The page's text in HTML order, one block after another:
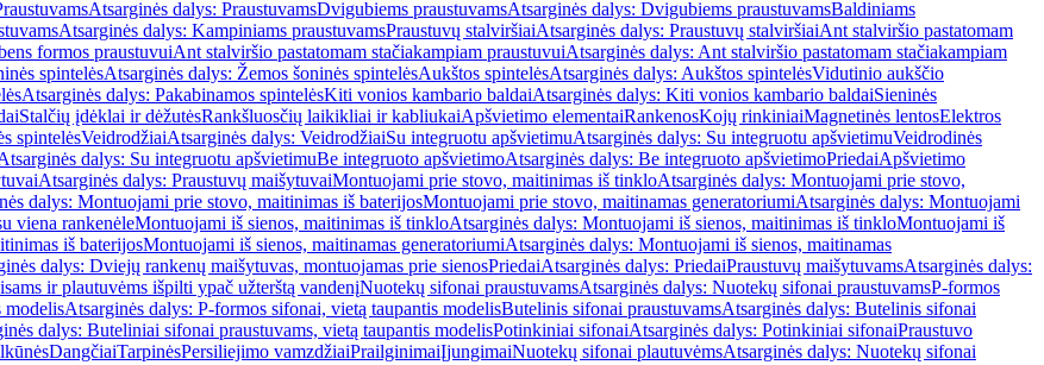
Atsarginės dalys: PraustuvamsDvigubiems praustuvamsAtsarginės dalys: Dvigubiems praustuvamsBaldiniams
Atsarginės dalys: Kampiniams praustuvamsPraustuvų stalviršiaiAtsarginės dalys: Praustuvų stalviršiaiAnt stalviršio pastatomam
formos praustuvuiAnt stalviršio pastatomam stačiakampiam praustuvuiAtsarginės dalys: Ant stalviršio pastatomam stačiakampiam
spintelėsAtsarginės dalys: Žemos šoninės spintelėsAukštos spintelėsAtsarginės dalys: Aukštos spintelėsVidutinio aukščio
Atsarginės dalys: Pakabinamos spintelėsKiti vonios kambario baldaiAtsarginės dalys: Kiti vonios kambario baldaiSieninės
Stalčių įdėklai ir dėžutėsRankšluosčių laikikliai ir kabliukaiApšvietimo elementaiRankenosKojų rinkiniaiMagnetinės lentosElektros
spintelėsVeidrodžiaiAtsarginės dalys: VeidrodžiaiSu integruotu apšvietimuAtsarginės dalys: Su integruotu apšvietimuVeidrodinės
dalys: Su integruotu apšvietimuBe integruoto apšvietimoAtsarginės dalys: Be integruoto apšvietimoPriedaiApšvietimo
Atsarginės dalys: Praustuvų maišytuvaiMontuojami prie stovo, maitinimas iš tinkloAtsarginės dalys: Montuojami prie stovo,
dalys: Montuojami prie stovo, maitinimas iš baterijosMontuojami prie stovo, maitinamas generatoriumiAtsarginės dalys: Montuojami
viena rankenėleMontuojami iš sienos, maitinimas iš tinkloAtsarginės dalys: Montuojami iš sienos, maitinimas iš tinkloMontuojami iš
iš baterijosMontuojami iš sienos, maitinamas generatoriumiAtsarginės dalys: Montuojami iš sienos, maitinamas
dalys: Dviejų rankenų maišytuvas, montuojamas prie sienosPriedaiAtsarginės dalys: PriedaiPraustuvų maišytuvamsAtsarginės dalys:
ir plautuvėms išpilti ypač užterštą vandenįNuotekų sifonai praustuvamsAtsarginės dalys: Nuotekų sifonai praustuvamsP-formos
modelisAtsarginės dalys: P-formos sifonai, vietą taupantis modelisButelinis sifonai praustuvamsAtsarginės dalys: Butelinis sifonai
dalys: Buteliniai sifonai praustuvams, vietą taupantis modelisPotinkiniai sifonaiAtsarginės dalys: Potinkiniai sifonaiPraustuvo
DangčiaiTarpinėsPersiliejimo vamzdžiaiPrailginimaiĮjungimaiNuotekų sifonai plautuvėmsAtsarginės dalys: Nuotekų sifonai